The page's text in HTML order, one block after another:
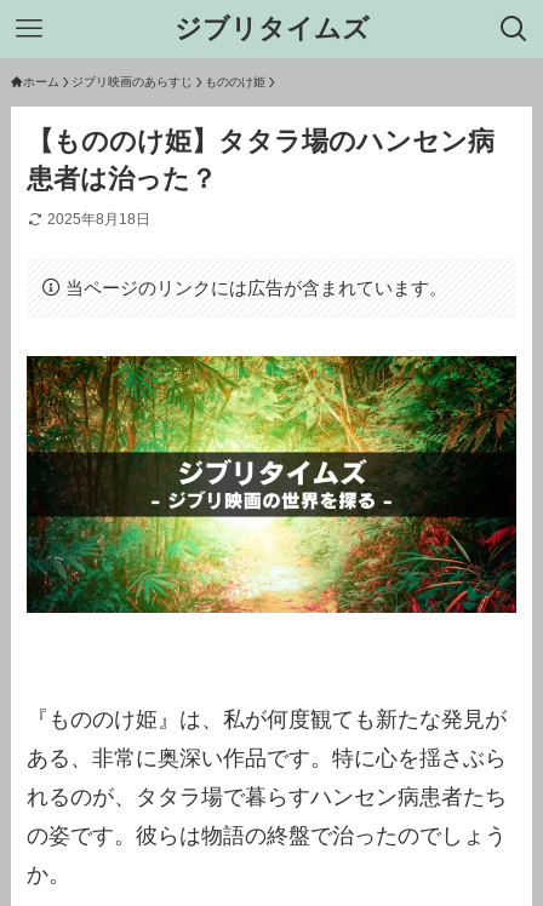
ジブリタイムズ
ホーム ジブリ映画のあらすじ もののけ姫
【もののけ姫】タタラ場のハンセン病
患者は治った？
2025年8月18日
当ページのリンクには広告が含まれています。
『もののけ姫』は、私が何度観ても新たな発見が
ある、非常に奥深い作品です。特に心を揺さぶら
れるのが、タタラ場で暮らすハンセン病患者たち
の姿です。彼らは物語の終盤で治ったのでしょう
か。